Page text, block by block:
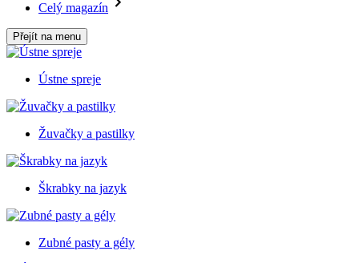
Celý magazín
Přejít na menu
Ústne spreje
Žuvačky a pastilky
Škrabky na jazyk
Zubné pasty a gély